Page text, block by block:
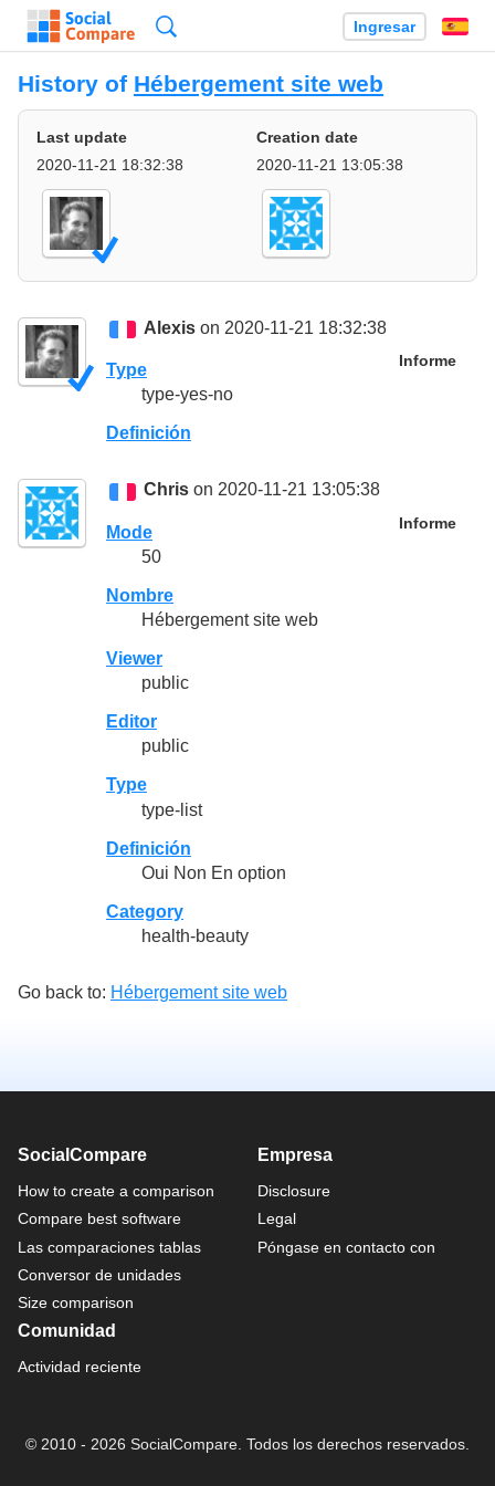
Ingresar
History of Hébergement site web
Last update
2020-11-21 18:32:38
Creation date
2020-11-21 13:05:38
Alexis on 2020-11-21 18:32:38
Informe
Type
type-yes-no
Definición
Chris on 2020-11-21 13:05:38
Informe
Mode
50
Nombre
Hébergement site web
Viewer
public
Editor
public
Type
type-list
Definición
Oui Non En option
Category
health-beauty
Go back to: Hébergement site web
SocialCompare
How to create a comparison
Compare best software
Las comparaciones tablas
Conversor de unidades
Size comparison
Empresa
Disclosure
Legal
Póngase en contacto con
Comunidad
Actividad reciente
© 2010 - 2026 SocialCompare. Todos los derechos reservados.